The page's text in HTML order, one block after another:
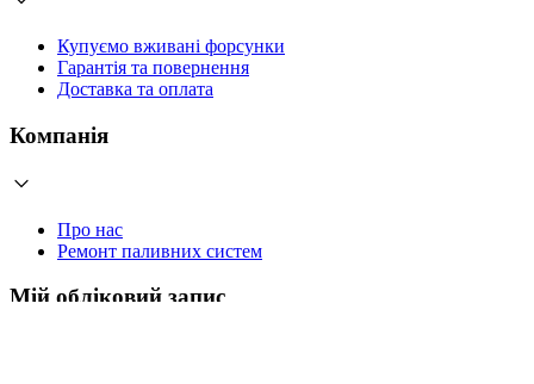
Купуємо вживані форсунки
Гарантія та повернення
Доставка та оплата
Компанія
Про нас
Ремонт паливних систем
Мій обліковий запис